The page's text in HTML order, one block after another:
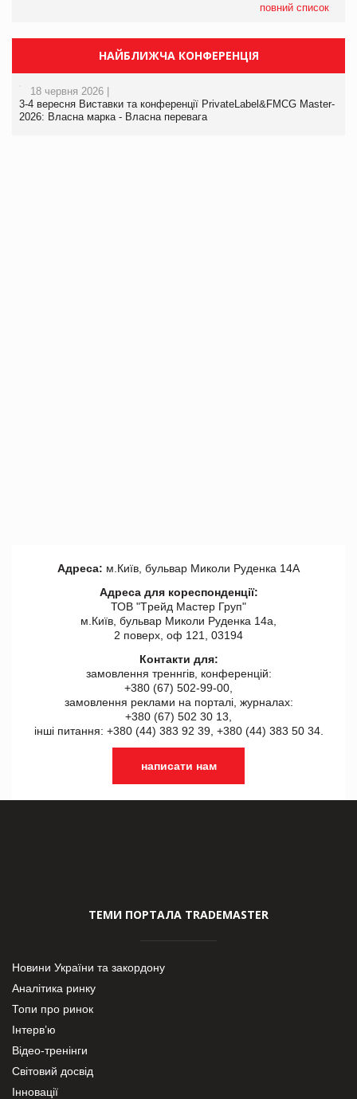
повний список
НАЙБЛИЖЧА КОНФЕРЕНЦІЯ
18 червня 2026 |
3-4 вересня Виставки та конференції PrivateLabel&FMCG Master-
2026: Власна марка - Власна перевага
Адреса: м.Київ, бульвар Миколи Руденка 14А
Адреса для кореспонденції:
ТОВ "Tрейд Мастер Груп"
м.Київ, бульвар Миколи Руденка 14а,
2 поверх, оф 121, 03194
Контакти для:
замовлення треннгів, конференцій:
+380 (67) 502-99-00,
замовлення реклами на порталі, журналах:
+380 (67) 502 30 13,
інші питання: +380 (44) 383 92 39, +380 (44) 383 50 34.
написати нам
ТЕМИ ПОРТАЛА TRADEMASTER
Новини України та закордону
Аналітика ринку
Топи про ринок
Інтерв’ю
Відео-тренінги
Світовий досвід
Інновації